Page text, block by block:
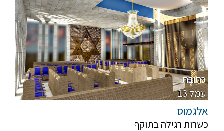
כתובת
13 עמל
אלגמוס
כשרות רגילה בתוקף